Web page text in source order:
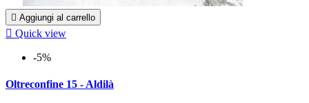
 Aggiungi al carrello
 Quick view
-5%
Oltreconfine 15 - Aldilà